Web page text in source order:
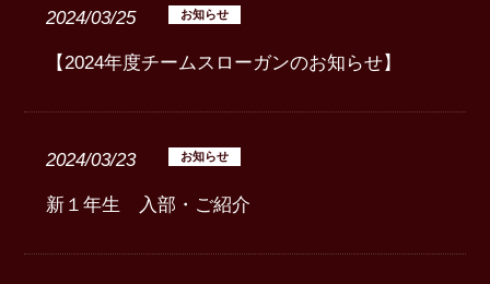
2024/03/25 お知らせ
【2024年度チームスローガンのお知らせ】
2024/03/23 お知らせ
新１年生 入部・ご紹介